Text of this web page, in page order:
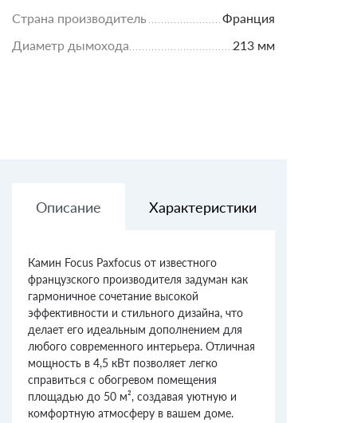
Страна производитель
Франция
Диаметр дымохода
213 мм
Описание Характеристики
Камин Focus Paxfocus от известного
французского производителя задуман как
гармоничное сочетание высокой
эффективности и стильного дизайна, что
делает его идеальным дополнением для
любого современного интерьера. Отличная
мощность в 4,5 кВт позволяет легко
справиться с обогревом помещения
площадью до 50 м², создавая уютную и
комфортную атмосферу в вашем доме.